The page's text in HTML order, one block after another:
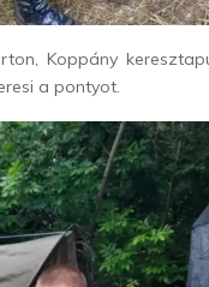
Koppány
a pontyot.